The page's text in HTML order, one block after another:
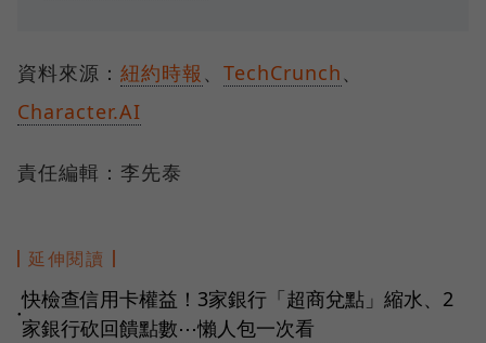
資料來源： 紐約時報 、 TechCrunch、
Character.AI
責任編輯：李先泰
延伸閱讀
●
快檢查信用卡權益！3家銀行「超商兌點」縮水、2
家銀行砍回饋點數⋯懶人包一次看